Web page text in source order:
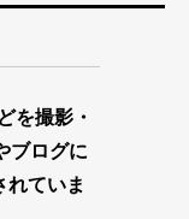
を撮影・
ブログに
れていま